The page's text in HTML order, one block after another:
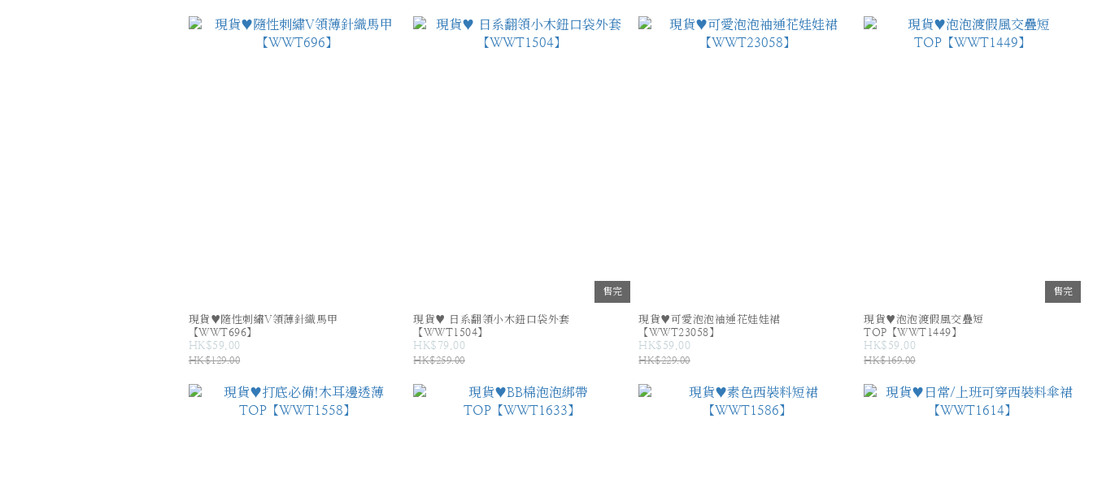
現貨♥隨性刺繡V領薄針織馬甲
【WWT696】
HK$59.00
HK$129.00
售完
現貨♥ 日系翻領小木鈕口袋外套
【WWT1504】
HK$79.00
HK$259.00
現貨♥可愛泡泡袖通花娃娃裙
【WWT23058】
HK$59.00
HK$229.00
售完
現貨♥泡泡渡假風交疊短
TOP【WWT1449】
HK$59.00
HK$169.00